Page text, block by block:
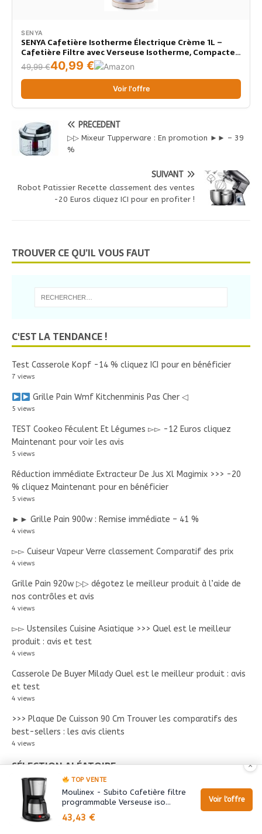
SENYA
SENYA Cafetière Isotherme Électrique Crème 1L –
Cafetière Filtre avec Verseuse Isotherme, Compacte
et Élégante, Arrêt Automatique, Facile à Utiliser et à
Nettoyer
49,99 €40,99 €
Voir l'offre
PRÉCÉDENT
▷▷ Mixeur Tupperware : En promotion ►► – 39
%
SUIVANT
Robot Patissier Recette classement des ventes
-20 Euros cliquez ICI pour en profiter !
TROUVER CE QU’IL VOUS FAUT
C'EST LA TENDANCE !
Test Casserole Kopf -14 % cliquez ICI pour en bénéficier
7 views
Grille Pain Wmf Kitchenminis Pas Cher ◁
5 views
TEST Cookeo Féculent Et Légumes ▻▻ -12 Euros cliquez
Maintenant pour voir les avis
5 views
Réduction immédiate Extracteur De Jus Xl Magimix >>> -20
% cliquez Maintenant pour en bénéficier
5 views
►► Grille Pain 900w : Remise immédiate – 41 %
4 views
▻▻ Cuiseur Vapeur Verre classement Comparatif des prix
4 views
Grille Pain 920w ▷▷ dégotez le meilleur produit à l’aide de
nos contrôles et avis
4 views
▻▻ Ustensiles Cuisine Asiatique >>> Quel est le meilleur
produit : avis et test
4 views
Casserole De Buyer Milady Quel est le meilleur produit : avis
et test
4 views
>>> Plaque De Cuisson 90 Cm Trouver les comparatifs des
best-sellers : les avis clients
4 views
SÉLECTION ALÉATOIRE
Plancha Barbecue ▷ Avis sur les meilleurs produits
du moment
×
TOP VENTE
Moulinex - Subito Cafetière filtre
programmable Verseuse iso…
43,43 €
Voir l'offre